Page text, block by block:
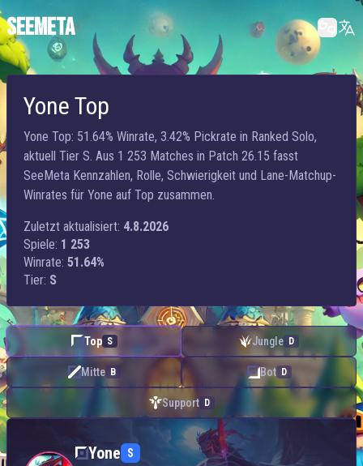
SEEMETA
Yone Top
Yone Top: 51.64% Winrate, 3.42% Pickrate in Ranked Solo,
aktuell Tier S. Aus 1 253 Matches in Patch 26.15 fasst
SeeMeta Kennzahlen, Rolle, Schwierigkeit und Lane-Matchup-
Winrates für Yone auf Top zusammen.
Zuletzt aktualisiert: 4.8.2026
Spiele: 1 253
Winrate: 51.64%
Tier: S
Top S Jungle D
Mitte B Bot D
Support D
Yone S